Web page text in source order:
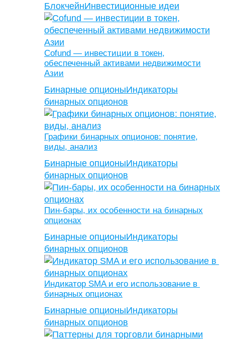
БлокчейнИнвестиционные идеи
Cofund — инвестиции в токен,
обеспеченный активами недвижимости
Азии
Бинарные опционыИндикаторы
бинарных опционов
Графики бинарных опционов: понятие,
виды, анализ
Бинарные опционыИндикаторы
бинарных опционов
Пин-бары, их особенности на бинарных
опционах
Бинарные опционыИндикаторы
бинарных опционов
Индикатор SMA и его использование в
бинарных опционах
Бинарные опционыИндикаторы
бинарных опционов